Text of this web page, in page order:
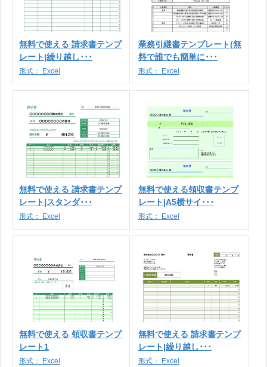
無料で使える 請求書テンプ
レート|繰り越し･･･
形式： Excel
業務引継書テンプレート(無
料で誰でも簡単に･･･
形式： Excel
無料で使える 請求書テンプ
レート|スタンダ･･･
形式： Excel
無料で使える領収書テンプ
レート|A5横サイ･･･
形式： Excel
無料で使える 領収書テンプ
レート1
形式： Excel
無料で使える 請求書テンプ
レート|繰り越し･･･
形式： Excel